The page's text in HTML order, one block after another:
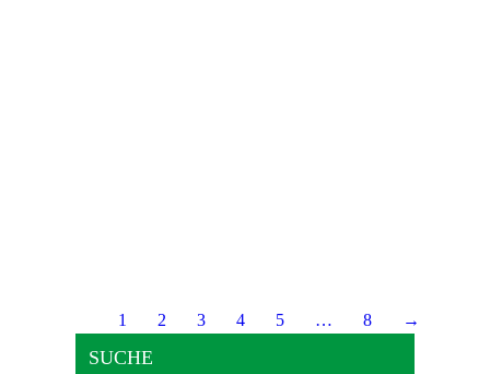
1 2 3 4 5 … 8 →
SUCHE